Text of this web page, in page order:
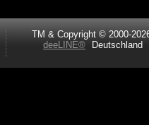
TM & Copyright © 2000-
deeLINE®
Deutschland